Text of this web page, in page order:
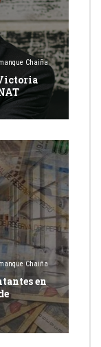
Chaiña
Chaiña
en